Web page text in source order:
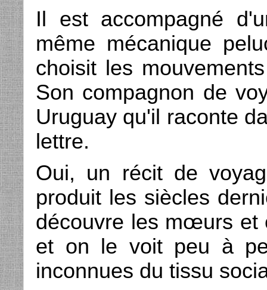
Il est accompagné
même mécanique
choisit les
Son compagnon de
Uruguay qu'il raconte
lettre.
Oui, un récit de
produit les siècles
découvre les mœurs et
et on le voit peu à
inconnues du tissu